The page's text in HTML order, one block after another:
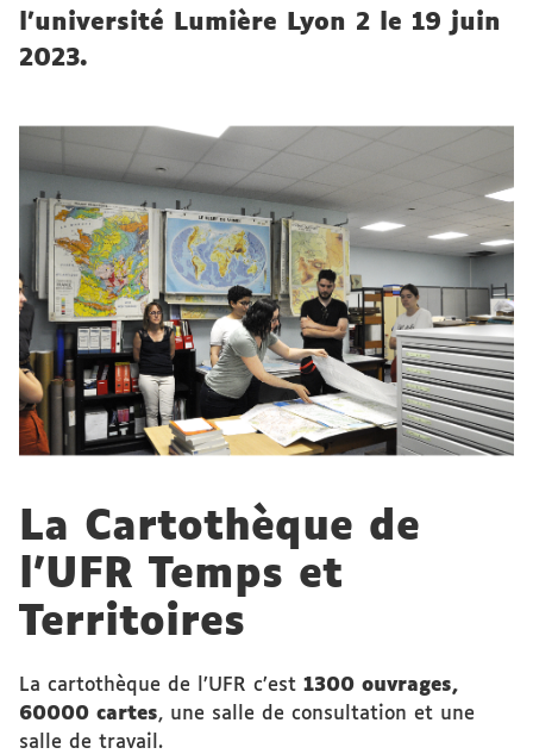
l’université Lumière Lyon 2 le 19 juin
2023.
La Cartothèque de
l’UFR Temps et
Territoires
La cartothèque de l’UFR c’est 1300 ouvrages,
60000 cartes, une salle de consultation et une
salle de travail.